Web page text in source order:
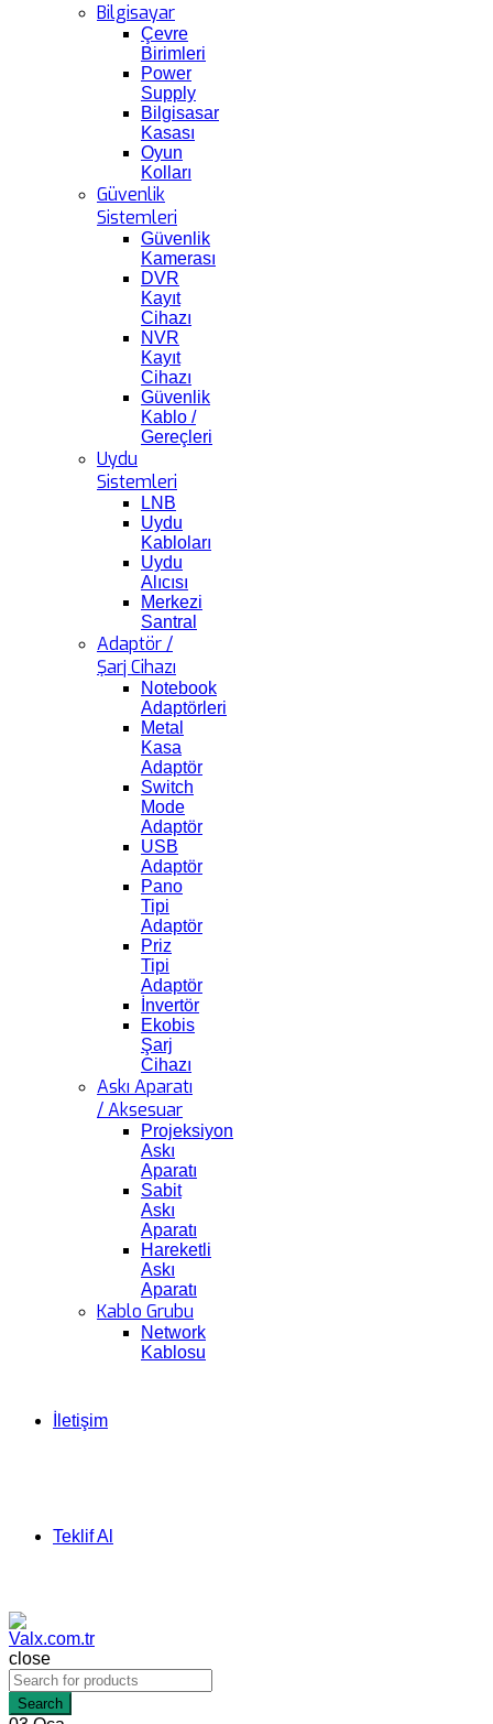
Bilgisayar
Çevre
Birimleri
Power
Supply
Bilgisasar
Kasası
Oyun
Kolları
Güvenlik
Sistemleri
Güvenlik
Kamerası
DVR
Kayıt
Cihazı
NVR
Kayıt
Cihazı
Güvenlik
Kablo /
Gereçleri
Uydu
Sistemleri
LNB
Uydu
Kabloları
Uydu
Alıcısı
Merkezi
Santral
Adaptör /
Şarj Cihazı
Notebook
Adaptörleri
Metal
Kasa
Adaptör
Switch
Mode
Adaptör
USB
Adaptör
Pano
Tipi
Adaptör
Priz
Tipi
Adaptör
İnvertör
Ekobis
Şarj
Cihazı
Askı Aparatı
/ Aksesuar
Projeksiyon
Askı
Aparatı
Sabit
Askı
Aparatı
Hareketli
Askı
Aparatı
Kablo Grubu
Network
Kablosu
İletişim
Teklif Al
close
Search